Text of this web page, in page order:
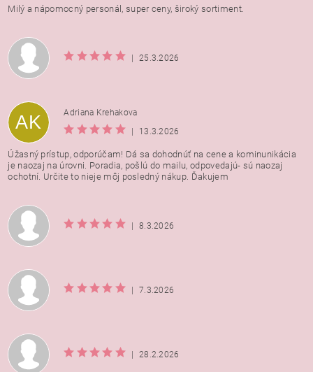
Milý a nápomocný personál, super ceny, široký sortiment.
| 25.3.2026
AK
Adriana Krehakova
|
13.3.2026
Úžasný prístup, odporúčam! Dá sa dohodnúť na cene a kominunikácia
je naozaj na úrovni. Poradia, pošlú do mailu, odpovedajú- sú naozaj
ochotní. Určite to nieje môj posledný nákup. Ďakujem
| 8.3.2026
| 7.3.2026
| 28.2.2026